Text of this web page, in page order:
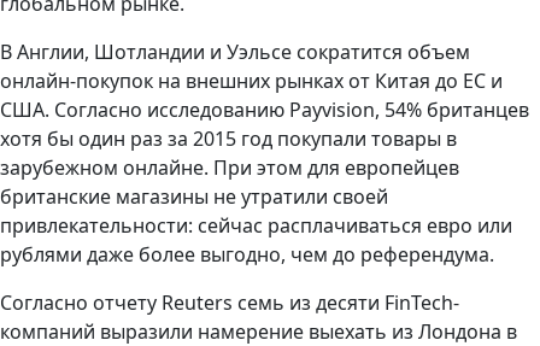
В Англии, Шотландии и Уэльсе сократится объем
онлайн-покупок на внешних рынках от Китая до ЕС и
США. Согласно исследованию Payvision, 54% британцев
хотя бы один раз за 2015 год покупали товары в
зарубежном онлайне. При этом для европейцев
британские магазины не утратили своей
привлекательности: сейчас расплачиваться евро или
рублями даже более выгодно, чем до референдума.
Согласно отчету Reuters семь из десяти FinTech-
компаний выразили намерение выехать из Лондона в